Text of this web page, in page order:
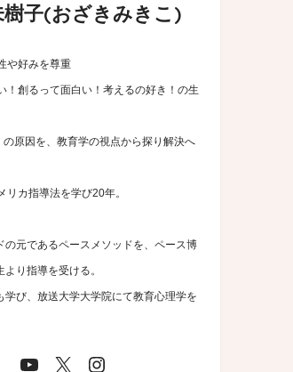
樹子(おざきみきこ)
や好みを尊重
！創るって面白い！考えるの好き！の生
の原因を、教育学の視点から探り解決へ
リカ指導法を学び20年。
の元であるペースメソッドを、ペース博
り指導を受ける。
学び、放送大学大学院にて教育心理学を